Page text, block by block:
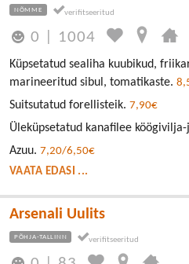
NÕMME
0 1004
Küpsetatud sealiha kuubikud,
marineeritud sibul, tomatikaste.
Suitsutatud forellisteik. 7,90€
Üleküpsetatud kanafilee
Azuu. 7,20/6,50€
VAATA EDASI ...
Arsenali Uulits
PÕHJA-TALLINN